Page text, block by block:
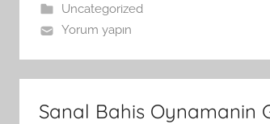
Uncategorized
Yorum yapın
Sanal Bahis Oynamanin